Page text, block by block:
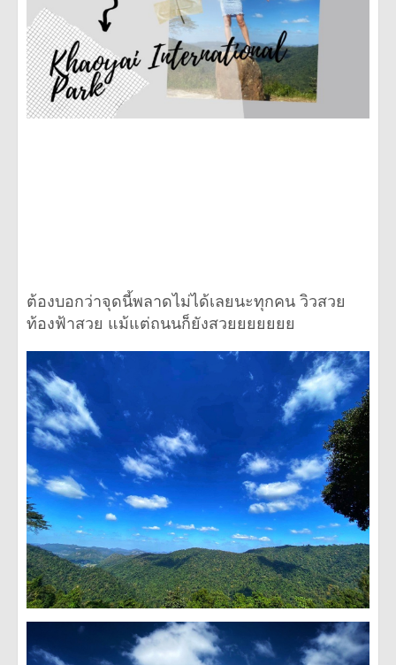
ต้องบอกว่าจุดนี้พลาดไม่ได้เลยนะทุกคน วิวสวย
ท้องฟ้าสวย แม้แต่ถนนก็ยังสวยยยยยยย